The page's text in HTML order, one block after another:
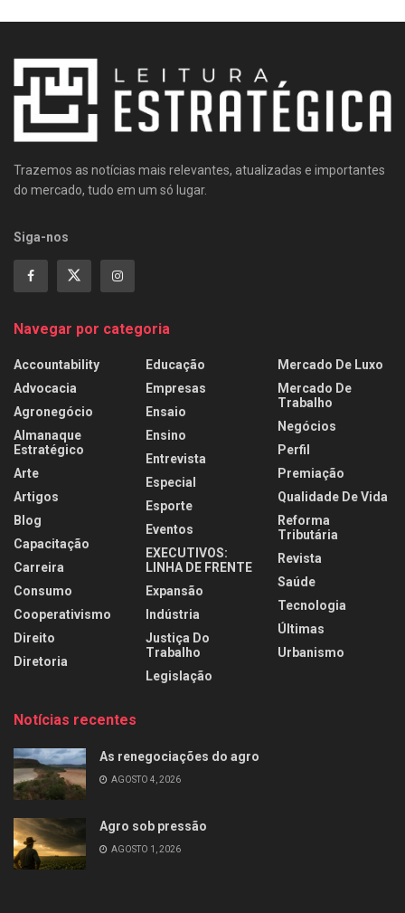
Trazemos as notícias mais relevantes, atualizadas e importantes
do mercado, tudo em um só lugar.
Siga-nos
Navegar por categoria
Accountability
Advocacia
Agronegócio
Almanaque
Estratégico
Arte
Artigos
Blog
Capacitação
Carreira
Consumo
Cooperativismo
Direito
Diretoria
Educação
Empresas
Ensaio
Ensino
Entrevista
Especial
Esporte
Eventos
EXECUTIVOS:
LINHA DE FRENTE
Expansão
Indústria
Justiça Do
Trabalho
Legislação
Mercado De Luxo
Mercado De
Trabalho
Negócios
Perfil
Premiação
Qualidade De Vida
Reforma
Tributária
Revista
Saúde
Tecnologia
Últimas
Urbanismo
Notícias recentes
As renegociações do agro
AGOSTO 4, 2026
Agro sob pressão
AGOSTO 1, 2026